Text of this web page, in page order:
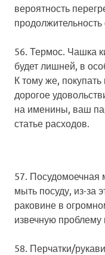
вероятность
продолжительность
56. Термос. Чашка
будет лишней, в
К тому же,
дорогое
на именины, ваш
статье расходов.
57. Посудомоечная
мыть посуду, из-за
раковине в
извечную
58. Перчатки/